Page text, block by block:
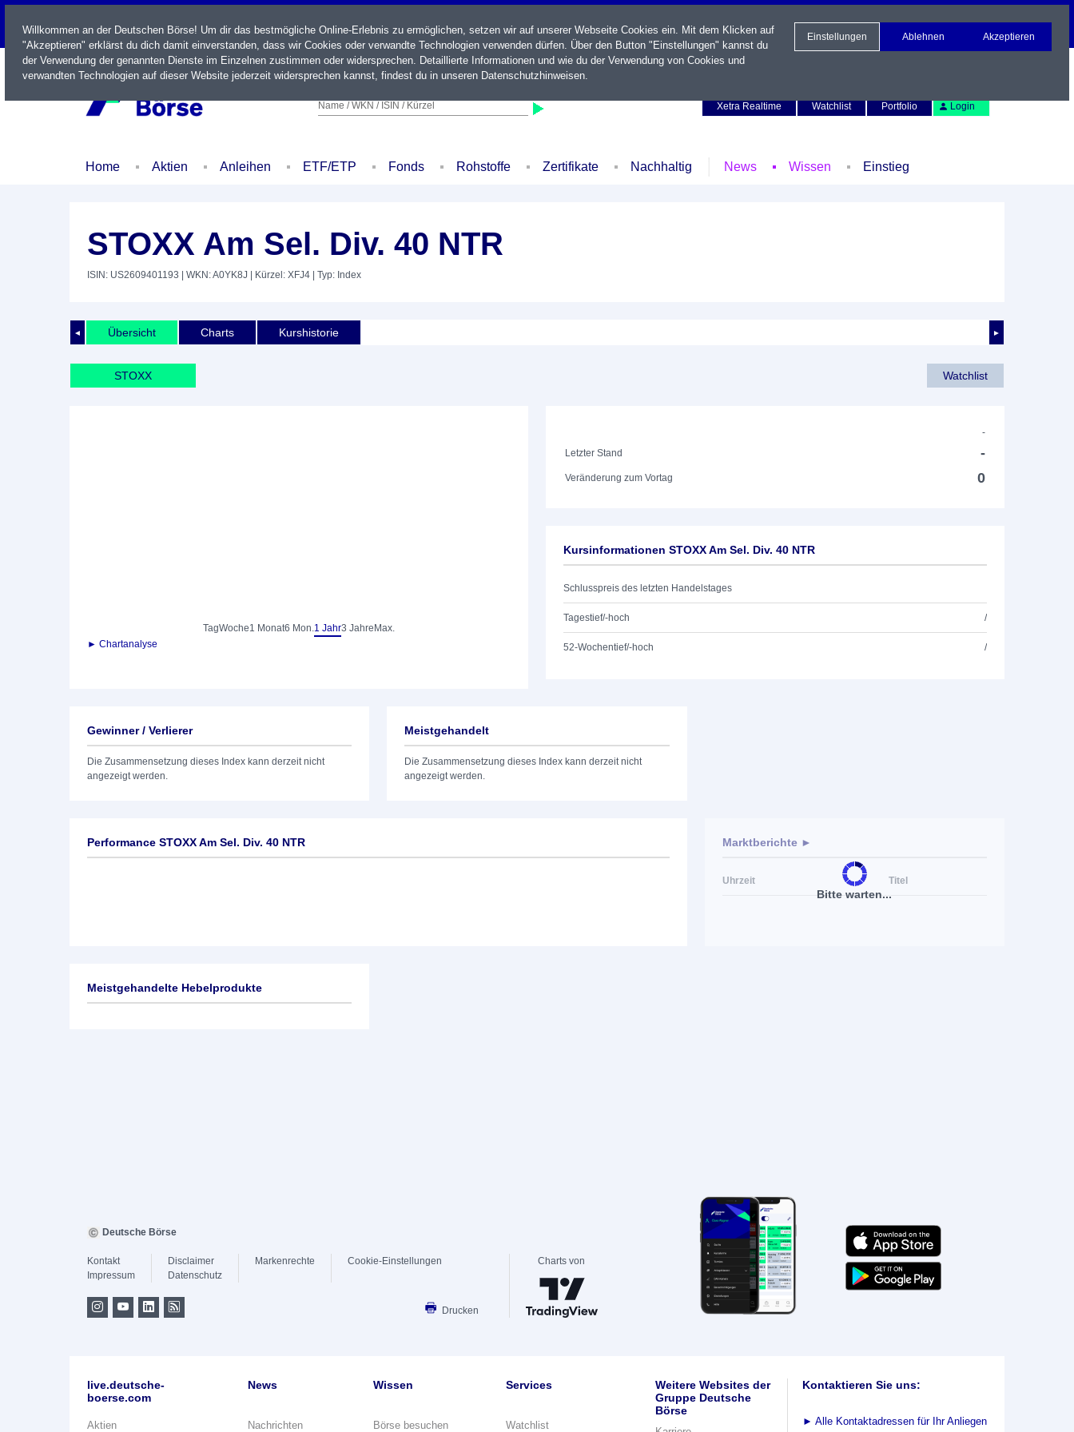
LIVE
Name / WKN / ISIN / Kürzel
Xetra Realtime
Watchlist Portfolio Login
Home Aktien Anleihen ETF/ETP Fonds Rohstoffe Zertifikate Nachhaltig News Wissen Einstieg
STOXX Am Sel. Div. 40 NTR
ISIN: US2609401193 | WKN: A0YK8J | Kürzel: XFJ4 | Typ: Index
◄ ►
Übersicht Charts Kurshistorie
STOXX Watchlist
TagWoche1 Monat6 Mon.1 Jahr3 Jahre Max.
► Chartanalyse
-
Letzter Stand
-
Veränderung zum Vortag 0
Kursinformationen STOXX Am Sel. Div. 40 NTR
Schlusspreis des letzten Handelstages
Tagestief/-hoch /
52-Wochentief/-hoch /
Gewinner / Verlierer
Die Zusammensetzung dieses Index kann derzeit nicht
angezeigt werden.
Meistgehandelt
Die Zusammensetzung dieses Index kann derzeit nicht
angezeigt werden.
Performance STOXX Am Sel. Div. 40 NTR
Bitte warten...
Marktberichte ►
Uhrzeit Titel
Meistgehandelte Hebelprodukte
Willkommen an der Deutschen Börse! Um dir das bestmögliche Online-Erlebnis zu ermöglichen, setzen wir auf unserer Webseite Cookies ein. Mit dem Klicken auf
"Akzeptieren" erklärst du dich damit einverstanden, dass wir Cookies oder verwandte Technologien verwenden dürfen. Über den Button "Einstellungen" kannst du
der Verwendung der genannten Dienste im Einzelnen zustimmen oder widersprechen. Detaillierte Informationen und wie du der Verwendung von Cookies und
verwandten Technologien auf dieser Website jederzeit widersprechen kannst, findest du in unseren Datenschutzhinweisen.
Einstellungen Ablehnen Akzeptieren
Deutsche Börse
Kontakt
Impressum
Disclaimer
Datenschutz
Markenrechte Cookie-Einstellungen
Drucken
Charts von
live.deutsche-
boerse.com
Aktien
News
Nachrichten
Wissen
Börse besuchen
Services
Watchlist
Weitere Websites der
Gruppe Deutsche
Börse
Kontaktieren Sie uns:
► Alle Kontaktadressen für Ihr Anliegen